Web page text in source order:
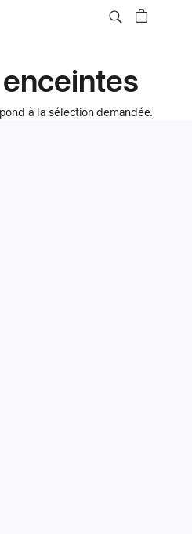
à la sélection demandée.